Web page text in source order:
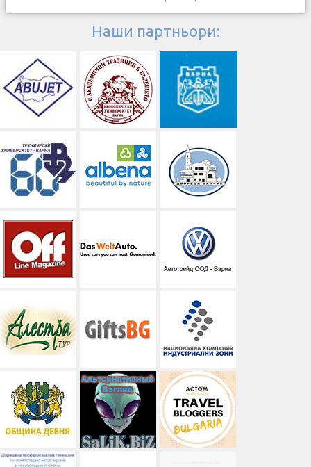
Наши партньори: